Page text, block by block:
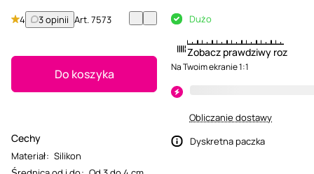
4 3 opinii Art.7573
Do koszyka
Cechy
Materiał: Silikon
Dużo
Zobacz prawdziwy rozmiar
Na Twoim ekranie 1:1
Obliczanie dostawy
Dyskretna paczka